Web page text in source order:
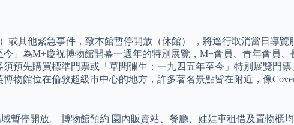
或其他緊急事件，致本館暫停開放（休館） ，將逕行取消當日導
」為M+慶祝博物館開幕一週年的特別展覽，M+會員、青年會員
須預先購買標準門票或「草間彌生：一九四五年至今」特別展覽門
物館位在倫敦超級市中心的地方，許多著名景點皆在附近，像
暫停開放。 博物館預約 園內販賣站、餐廳、娃娃車租借及置物